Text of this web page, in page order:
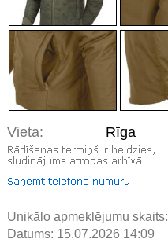
Vieta: Rīga
Unikālo apmeklējumu skaits:
Datums: 15.07.2026 14:09